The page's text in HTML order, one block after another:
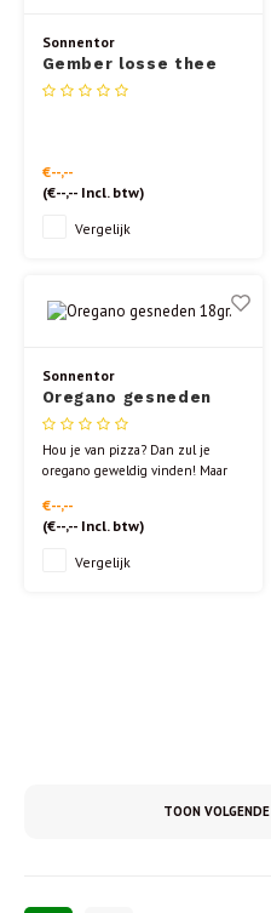
Sonnentor
Gember losse thee
90gr.
€--,--
(€--,--Incl. btw)
Vergelijk
Sonnentor
Oregano gesneden
18gr.
Hou je van pizza? Dan zul je
oregano geweldig vinden! Maar
pastagerechten en tomaten roept
het vakantieherinneringen op
€--,--
(€--,--Incl. btw)
Vergelijk
TOON VOLGENDE